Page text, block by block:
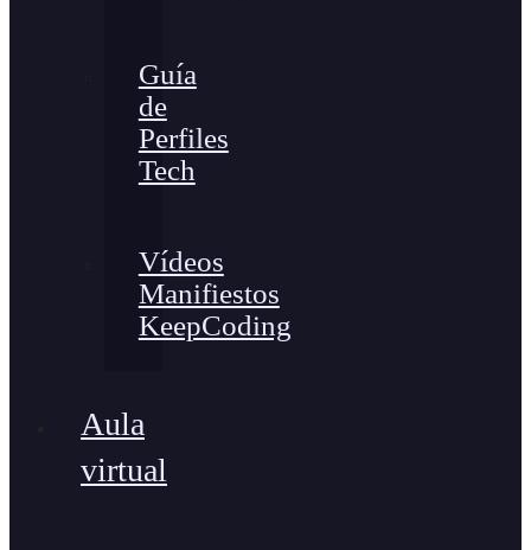
Guía
de
Perfiles
Tech
Vídeos
Manifiestos
KeepCoding
Aula
virtual